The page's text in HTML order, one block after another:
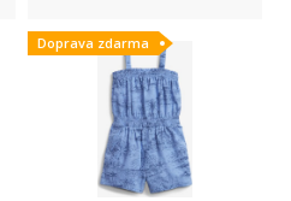
Doprava zdarma